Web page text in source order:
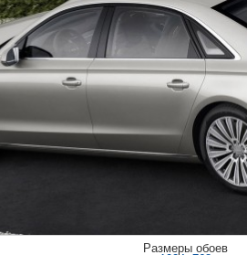
Размеры обоев